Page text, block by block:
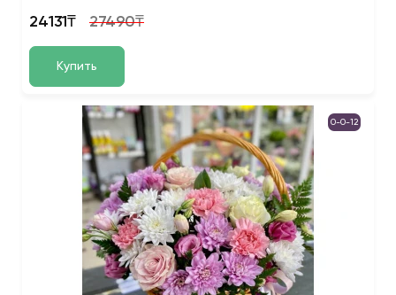
24131₸ 27490₸
Купить
0-0-12